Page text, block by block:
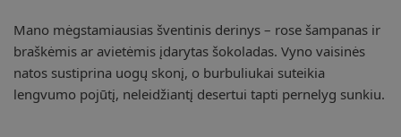
Mano mėgstamiausias šventinis derinys – rose šampanas ir
braškėmis ar avietėmis įdarytas šokoladas. Vyno vaisinės
natos sustiprina uogų skonį, o burbuliukai suteikia
lengvumo pojūtį, neleidžiantį desertui tapti pernelyg sunkiu.